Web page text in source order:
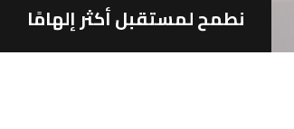
نطمح لمستقبل أكثر إلهامًا